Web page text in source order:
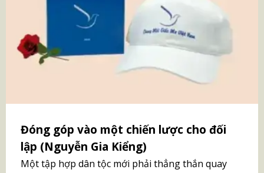
Đóng góp vào một chiến lược cho đối
lập (Nguyễn Gia Kiểng)
Một tập hợp dân tộc mới phải thẳng thắn quay